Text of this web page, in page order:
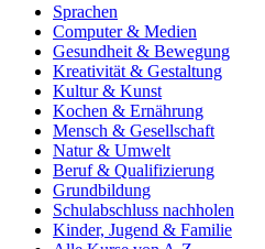
Sprachen
Computer & Medien
Gesundheit & Bewegung
Kreativität & Gestaltung
Kultur & Kunst
Kochen & Ernährung
Mensch & Gesellschaft
Natur & Umwelt
Beruf & Qualifizierung
Grundbildung
Schulabschluss nachholen
Kinder, Jugend & Familie